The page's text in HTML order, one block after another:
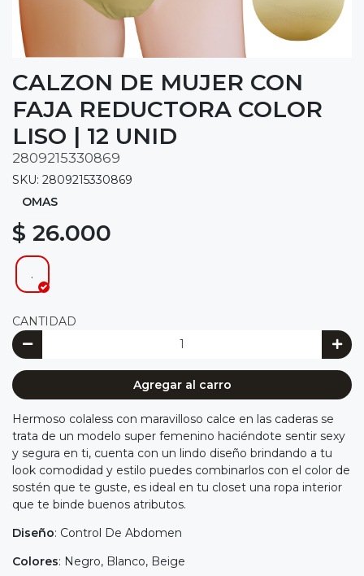
CALZON DE MUJER CON
FAJA REDUCTORA COLOR
LISO | 12 UNID
2809215330869
SKU: 2809215330869
OMAS
$ 26.000
.
CANTIDAD
Agregar al carro
Hermoso colaless con maravilloso calce en las caderas se
trata de un modelo super femenino haciéndote sentir sexy
y segura en ti, cuenta con un lindo diseño brindando a tu
look comodidad y estilo puedes combinarlos con el color de
sostén que te guste, es ideal en tu closet una ropa interior
que te binde buenos atributos.
Diseño: Control De Abdomen
Colores: Negro, Blanco, Beige